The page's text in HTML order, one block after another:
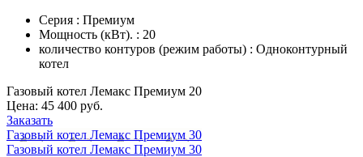
Серия : Премиум
Мощность (кВт). : 20
количество контуров (режим работы) : Одноконтурный
котел
Газовый котел Лемакс Премиум 20
Цена: 45 400 руб.
Заказать
Газовый котел Лемакс Премиум 30
Газовый котел Лемакс Премиум 30